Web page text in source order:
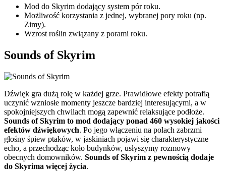
Mod do Skyrim dodający system pór roku.
Możliwość korzystania z jednej, wybranej pory roku (np.
Zimy).
Wzrost roślin związany z porami roku.
Sounds of Skyrim
Dźwięk gra dużą rolę w każdej grze. Prawidłowe efekty potrafią
uczynić wzniosłe momenty jeszcze bardziej interesującymi, a w
spokojniejszych chwilach mogą zapewnić relaksujące podłoże.
Sounds of Skyrim to mod dodający ponad 460 wysokiej jakości
efektów dźwiękowych. Po jego włączeniu na polach zabrzmi
głośny śpiew ptaków, w jaskiniach pojawi się charakterystyczne
echo, a przechodząc koło budynków, usłyszymy rozmowy
obecnych domowników. Sounds of Skyrim z pewnością dodaje
do Skyrima więcej życia.